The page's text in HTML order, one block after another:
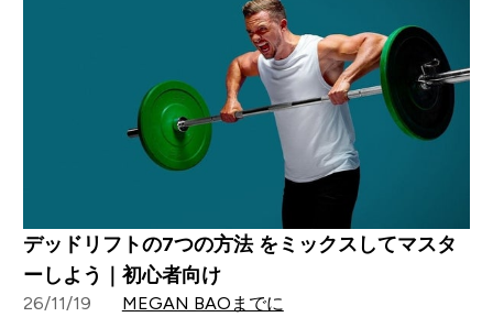
デッドリフトの7つの方法 をミックスしてマスタ
ーしよう｜初心者向け
26/11/19 MEGAN BAOまでに